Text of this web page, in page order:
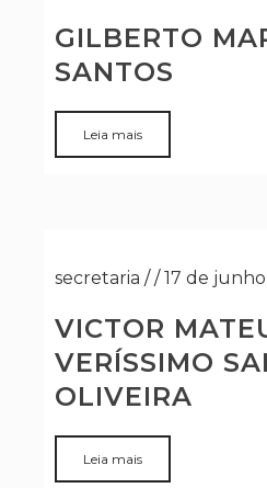
GILBERTO
SANTOS
Leia mais
secretaria //17 de
VICTOR
VERÍSSIMO
OLIVEIRA
Leia mais